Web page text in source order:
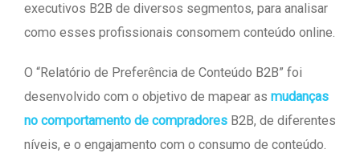
executivos B2B de diversos segmentos, para analisar
como esses profissionais consomem conteúdo online.
O “Relatório de Preferência de Conteúdo B2B” foi
desenvolvido com o objetivo de mapear as mudanças
no comportamento de compradores B2B, de diferentes
níveis, e o engajamento com o consumo de conteúdo.